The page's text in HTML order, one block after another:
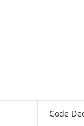
Code